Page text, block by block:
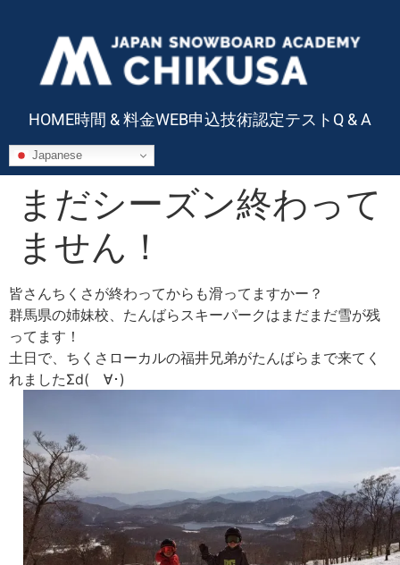
HOME時間 & 料金WEB申込技術認定テスト Q & A
Japanese
まだシーズン終わって
ません！
皆さんちくさが終わってからも滑ってますかー？
群馬県の姉妹校、たんばらスキーパークはまだまだ雪が残
ってます！
土日で、ちくさローカルの福井兄弟がたんばらまで来てく
れましたΣd(ゝ∀･)